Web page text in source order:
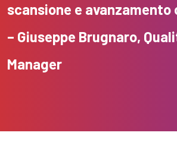
scansione e avanzamento
– Giuseppe Brugnaro,
Manager